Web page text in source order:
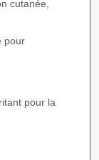
cutanée,
pour
pour la